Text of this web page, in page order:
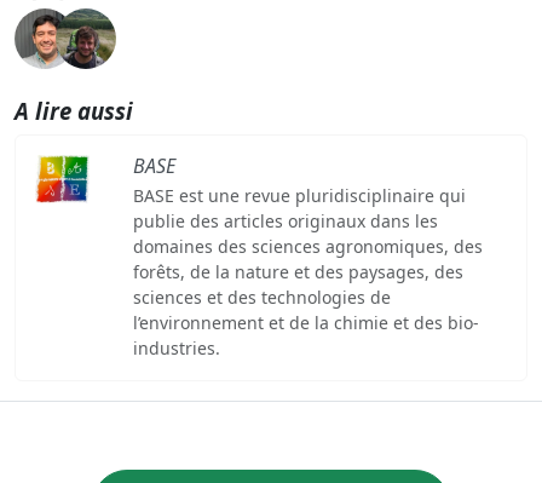
A lire aussi
BASE
BASE est une revue pluridisciplinaire qui
publie des articles originaux dans les
domaines des sciences agronomiques, des
forêts, de la nature et des paysages, des
sciences et des technologies de
l’environnement et de la chimie et des bio-
industries.